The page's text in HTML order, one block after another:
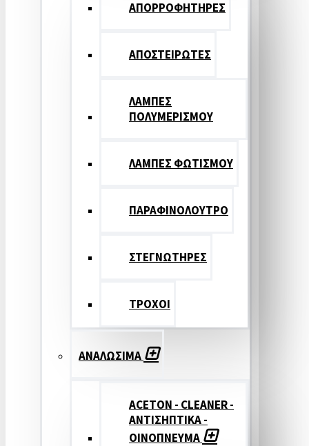
ΑΠΟΡΡΟΦΗΤΗΡΕΣ
ΑΠΟΣΤΕΙΡΩΤΕΣ
ΛΑΜΠΕΣ
ΠΟΛΥΜΕΡΙΣΜΟΥ
ΛΑΜΠΕΣ ΦΩΤΙΣΜΟΥ
ΠΑΡΑΦΙΝΟΛΟΥΤΡΟ
ΣΤΕΓΝΩΤΗΡΕΣ
ΤΡΟΧΟΙ
ΑΝΑΛΩΣΙΜΑ
ACETON - CLEANER -
ΑΝΤΙΣΗΠΤΙΚΑ -
ΟΙΝΟΠΝΕΥΜΑ